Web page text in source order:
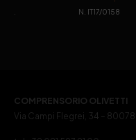
. N. IT17/0158
COMPRENSORIO OLIVETTI
Via Campi Flegrei, 34 –